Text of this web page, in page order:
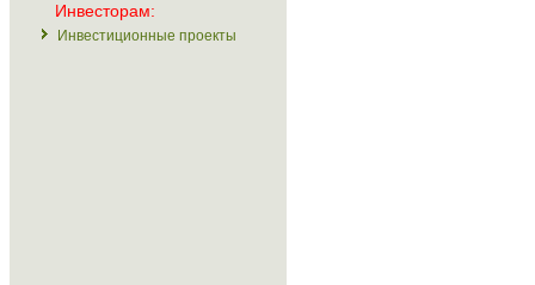
Инвесторам:
Инвестиционные проекты